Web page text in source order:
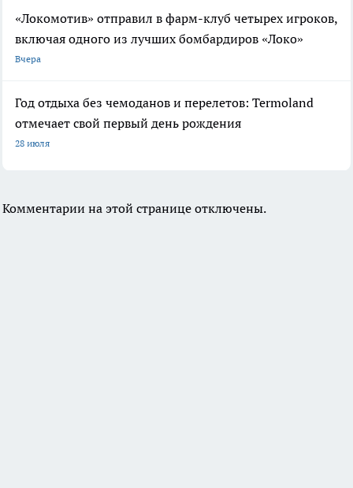
«Локомотив» отправил в фарм-клуб четырех игроков,
включая одного из лучших бомбардиров «Локо»
Вчера
Год отдыха без чемоданов и перелетов: Termoland
отмечает свой первый день рождения
28 июля
Комментарии на этой странице отключены.